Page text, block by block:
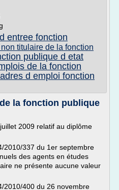
entree fonction
titulaire de la fonction
publique d etat
de la fonction
d emploi fonction
la fonction publique
2009 relatif au diplôme
2010/337 du 1er septembre
des agents en études
ne présente aucune valeur
2010/400 du 26 novembre